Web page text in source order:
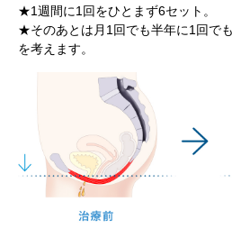
★1週間に1回をひとまず6セット。
★そのあとは月1回でも半年に1回で
を考えます。